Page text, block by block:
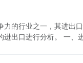
性能。他们投资于研
原材料供应可能面临
组织对纸浆制造过程
，尤其是在书籍和报
的需求不仅仅是用于
的行业之一，其进出
业的进口主要集中在浆木、废纸和